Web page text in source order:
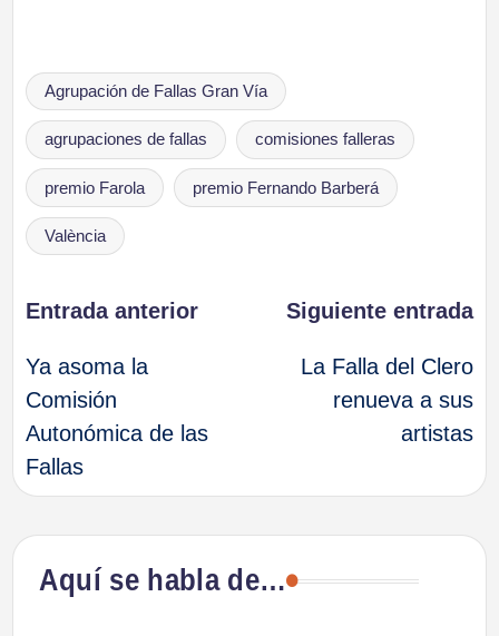
Etiquetas:
Agrupación de Fallas Gran Vía
agrupaciones de fallas comisiones falleras
premio Farola premio Fernando Barberá
València
Navegación
de
entradas
Entrada anterior
Ya asoma la
Comisión
Autonómica de las
Fallas
Siguiente entrada
La Falla del Clero
renueva a sus
artistas
Aquí se habla de…